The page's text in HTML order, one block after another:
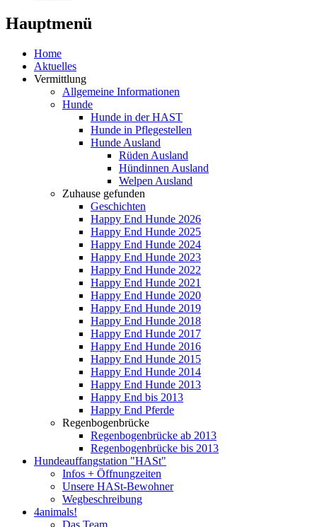
Hauptmenü
Home
Aktuelles
Vermittlung
Allgemeine Informationen
Hunde
Hunde in der HAST
Hunde in Pflegestellen
Hunde Ausland
Rüden Ausland
Hündinnen Ausland
Welpen Ausland
Zuhause gefunden
Geschichten
Happy End Hunde 2026
Happy End Hunde 2025
Happy End Hunde 2024
Happy End Hunde 2023
Happy End Hunde 2022
Happy End Hunde 2021
Happy End Hunde 2020
Happy End Hunde 2019
Happy End Hunde 2018
Happy End Hunde 2017
Happy End Hunde 2016
Happy End Hunde 2015
Happy End Hunde 2014
Happy End Hunde 2013
Happy End bis 2013
Happy End Pferde
Regenbogenbrücke
Regenbogenbrücke ab 2013
Regenbogenbrücke bis 2013
Hundeauffangstation "HASt"
Infos + Öffnungzeiten
Unsere HASt-Bewohner
Wegbeschreibung
4animals!
Das Team